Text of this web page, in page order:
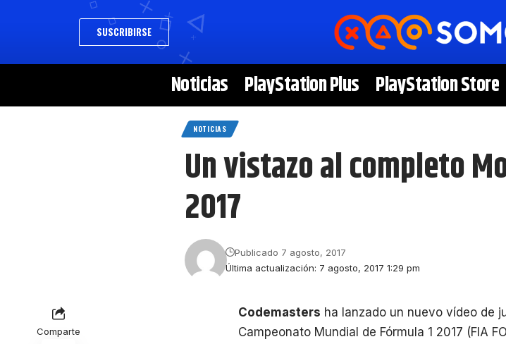
SUSCRIBIRSE
Noticias PlayStation Plus PlayStation Store
NOTICIAS
Un vistazo al completo
2017
Última actualización: 7 agosto, 2017 1:29 pm
Publicado 7 agosto, 2017
Comparte
Codemasters ha lanzado un nuevo vídeo de
Campeonato Mundial de Fórmula 1 2017 (FIA